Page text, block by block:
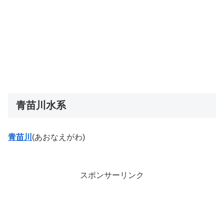
青苗川水系
青苗川 (あおなえがわ)
スポンサーリンク